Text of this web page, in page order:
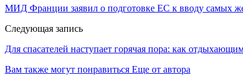
МИД Франции заявил о подготовке ЕС к вводу самых
Следующая запись
Для спасателей наступает горячая пора: как
Вам также могут понравиться Еще от автора